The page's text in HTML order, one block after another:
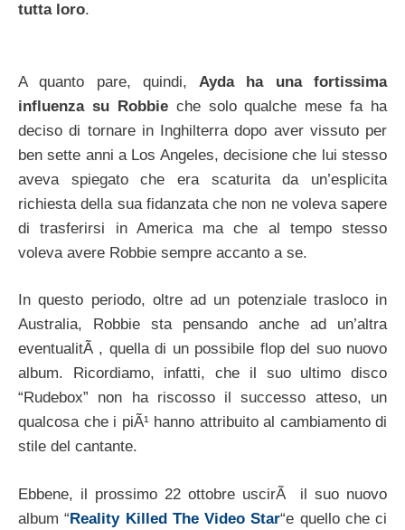
tutta loro.
A quanto pare, quindi, Ayda ha una fortissima
influenza su Robbieche solo qualche mese fa ha
deciso di tornare in Inghilterra dopo aver vissuto per
ben sette anni a Los Angeles, decisione che lui stesso
aveva spiegato che era scaturita da un’esplicita
richiesta della sua fidanzata che non ne voleva sapere
di trasferirsi in America ma che al tempo stesso
voleva avere Robbie sempre accanto a se.
In questo periodo, oltre ad un potenziale trasloco in
Australia, Robbie sta pensando anche ad un’altra
eventualitÃ , quella di un possibile flop del suo nuovo
album. Ricordiamo, infatti, che il suo ultimo disco
“Rudebox” non ha riscosso il successo atteso, un
qualcosa che i piÃ¹ hanno attribuito al cambiamento di
stile del cantante.
Ebbene, il prossimo 22 ottobre uscirÃ il suo nuovo
album “Reality Killed The Video Star“e quello che ci